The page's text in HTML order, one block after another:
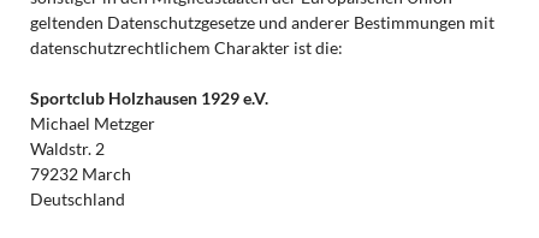
geltenden Datenschutzgesetze und anderer Bestimmungen mit
datenschutzrechtlichem Charakter ist die:
Sportclub Holzhausen 1929 e.V.
Michael Metzger
Waldstr. 2
79232 March
Deutschland